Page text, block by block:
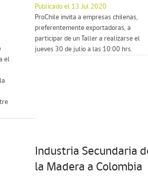
el
Publicado el 13 Jul 2020
ProChile invita a empresas chilenas,
preferentemente exportadoras, a
participar de un Taller a realizarse el
jueves 30 de julio a las 10:00 hrs.
Industria Secundaria
la Madera a Colombia